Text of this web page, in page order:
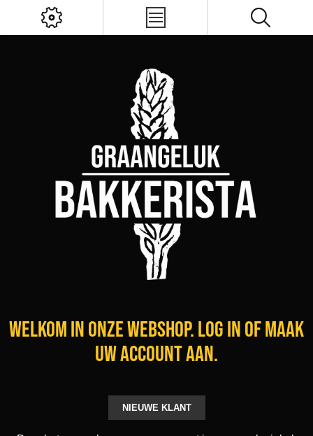
Welkom in onze webshop. Log in of maak
uw account aan.
NIEUWE KLANT